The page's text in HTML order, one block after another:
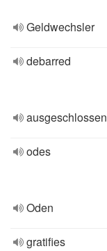
Geldwechsler
debarred
ausgeschlossen
odes
Oden
gratifies